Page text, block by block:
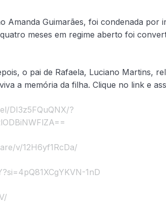
Amanda Guimarães, foi condenada por
meses em regime aberto foi
o pai de Rafaela, Luciano Martins,
a memória da filha. Clique no link e
DI3z5FQuQNX/?
v/12H6yf1RcDa/
1nD